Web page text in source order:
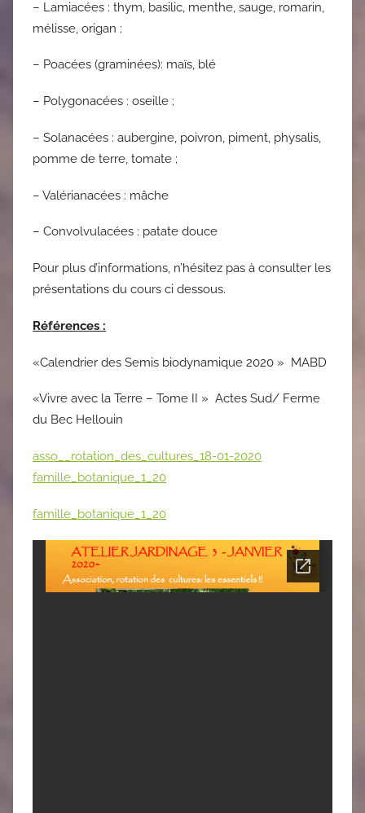
– Lamiacées : thym, basilic, menthe, sauge, romarin,
mélisse, origan ;
– Poacées (graminées): maïs, blé
– Polygonacées : oseille ;
– Solanacées : aubergine, poivron, piment, physalis,
pomme de terre, tomate ;
– Valérianacées : mâche
– Convolvulacées : patate douce
Pour plus d’informations, n’hésitez pas à consulter les
présentations du cours ci dessous.
Références :
«Calendrier des Semis biodynamique 2020 » MABD
«Vivre avec la Terre – Tome II » Actes Sud/ Ferme
du Bec Hellouin
asso__rotation_des_cultures_18-01-2020
famille_botanique_1_20
famille_botanique_1_20